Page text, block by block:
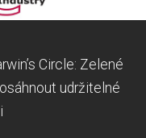
Circle: Zelené
udržitelné